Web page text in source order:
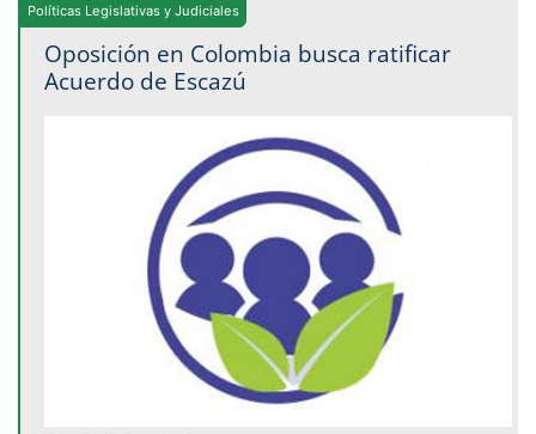
Políticas Legislativas y Judiciales
Oposición en Colombia busca ratificar
Acuerdo de Escazú